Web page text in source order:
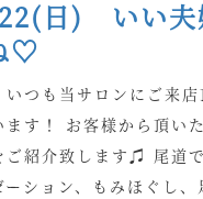
日) いい夫
♡
いつも当サロンにご来店
ます！ お客様から頂い
ご紹介致します♫ 尾道
ーション、もみほぐし、